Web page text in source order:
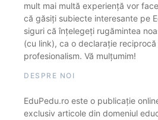
mult mai multă experiență vor
că găsiți subiecte interesante pe
siguri că înțelegeți rugămintea
(cu link), ca o declarație
profesionalism. Vă mulțumim!
DESPRE NOI
EduPedu.ro este o publicație
exclusiv articole din domeniul